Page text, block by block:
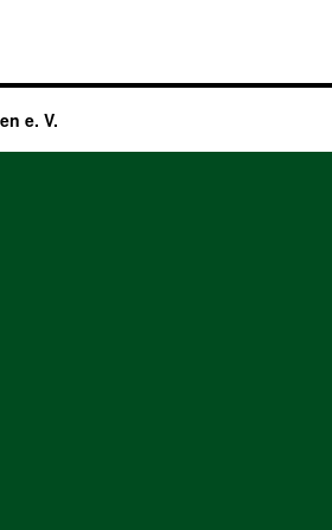
e. V.